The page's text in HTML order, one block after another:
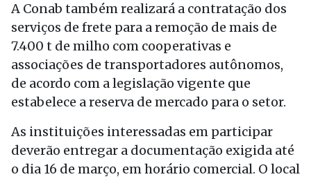
A Conab também realizará a contratação dos
serviços de frete para a remoção de mais de
7.400 t de milho com cooperativas e
associações de transportadores autônomos,
de acordo com a legislação vigente que
estabelece a reserva de mercado para o setor.
As instituições interessadas em participar
deverão entregar a documentação exigida até
o dia 16 de março, em horário comercial. O local